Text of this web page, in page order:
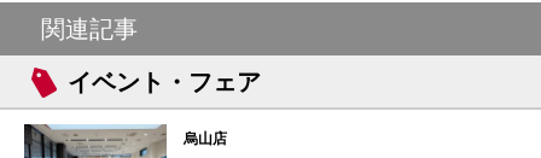
関連記事
イベント・フェア
烏山店